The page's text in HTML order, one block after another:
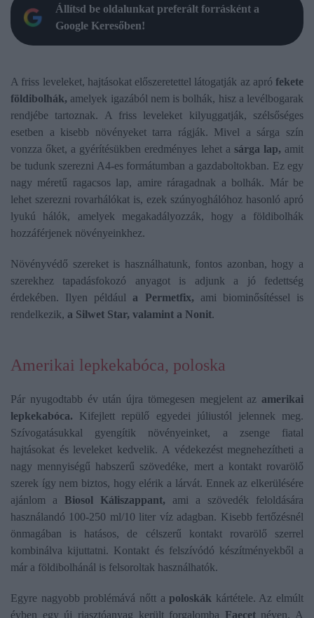
Állítsd be oldalunkat preferált forrásként a
Google Keresőben!
A friss leveleket, hajtásokat előszeretettel látogatják az apró fekete
földibolhák, amelyek igazából nem is bolhák, hisz a levélbogarak
rendjébe tartoznak. A friss leveleket kilyuggatják, szélsőséges
esetben a kisebb növényeket tarra rágják. Mivel a sárga szín
vonzza őket, a gyérítésükben eredményes lehet a sárga lap, amit
be tudunk szerezni A4-es formátumban a gazdaboltokban. Ez egy
nagy méretű ragacsos lap, amire ráragadnak a bolhák. Már be
lehet szerezni rovarhálókat is, ezek szúnyoghálóhoz hasonló apró
lyukú hálók, amelyek megakadályozzák, hogy a földibolhák
hozzáférjenek növényeinkhez.
Növényvédő szereket is használhatunk, fontos azonban, hogy a
szerekhez tapadásfokozó anyagot is adjunk a jó fedettség
érdekében. Ilyen például a Permetfix, ami biominősítéssel is
rendelkezik, a Silwet Star, valamint a Nonit.
Amerikai lepkekabóca, poloska
Pár nyugodtabb év után újra tömegesen megjelent az amerikai
lepkekabóca. Kifejlett repülő egyedei júliustól jelennek meg.
Szívogatásukkal gyengítik növényeinket, a zsenge fiatal
hajtásokat és leveleket kedvelik. A védekezést megnehezítheti a
nagy mennyiségű habszerű szövedéke, mert a kontakt rovarölő
szerek így nem biztos, hogy elérik a lárvát. Ennek az elkerülésére
ajánlom a Biosol Káliszappant, ami a szövedék feloldására
használandó 100-250 ml/10 liter víz adagban. Kisebb fertőzésnél
önmagában is hatásos, de célszerű kontakt rovarölő szerrel
kombinálva kijuttatni. Kontakt és felszívódó készítményekből a
már a földibolhánál is felsoroltak használhatók.
Egyre nagyobb problémává nőtt apoloskák kártétele. Az elmúlt
évben egy új riasztóanyag került forgalomba Faecetnéven. A